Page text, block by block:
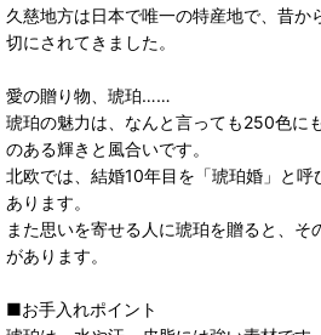
久慈地方は日本で唯一の特産地で、昔か
切にされてきました。
愛の贈り物、琥珀……
琥珀の魅力は、なんと言っても250色に
のある輝きと風合いです。
北欧では、結婚10年目を「琥珀婚」と
あります。
また思いを寄せる人に琥珀を贈ると、そ
があります。
■お手入れポイント